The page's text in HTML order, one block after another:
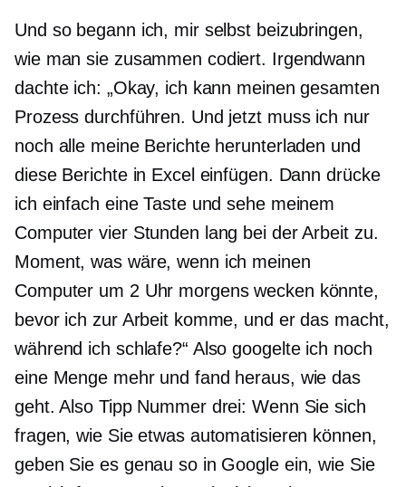
Und so begann ich, mir selbst beizubringen,
wie man sie zusammen codiert. Irgendwann
dachte ich: „Okay, ich kann meinen gesamten
Prozess durchführen. Und jetzt muss ich nur
noch alle meine Berichte herunterladen und
diese Berichte in Excel einfügen. Dann drücke
ich einfach eine Taste und sehe meinem
Computer vier Stunden lang bei der Arbeit zu.
Moment, was wäre, wenn ich meinen
Computer um 2 Uhr morgens wecken könnte,
bevor ich zur Arbeit komme, und er das macht,
während ich schlafe?“ Also googelte ich noch
eine Menge mehr und fand heraus, wie das
geht. Also Tipp Nummer drei: Wenn Sie sich
fragen, wie Sie etwas automatisieren können,
geben Sie es genau so in Google ein, wie Sie